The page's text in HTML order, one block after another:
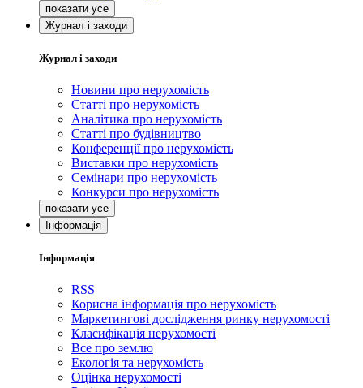
Журнал і заходи
Журнал і заходи
Новини про нерухомість
Статті про нерухомість
Аналітика про нерухомість
Статті про будівництво
Конференції про нерухомість
Виставки про нерухомість
Семінари про нерухомість
Конкурси про нерухомість
Інформація
Інформація
RSS
Корисна інформація про нерухомість
Маркетингові дослідження ринку нерухомості
Класифікація нерухомості
Все про землю
Екологія та нерухомість
Оцінка нерухомості